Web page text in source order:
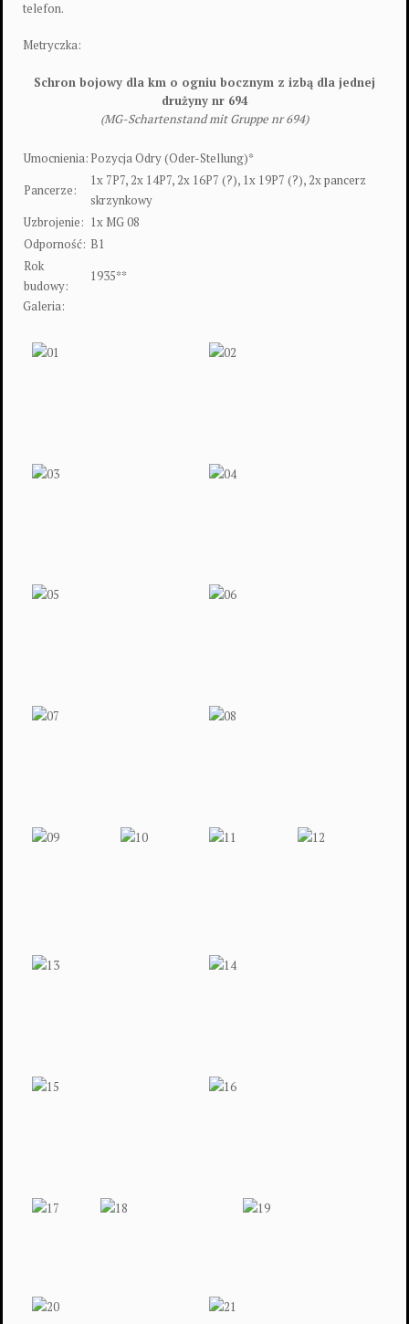
telefon.
Metryczka:
Schron bojowy dla km o ogniu bocznym z izbą dla jednej
drużyny nr 694
(MG-Schartenstand mit Gruppe nr 694)
Umocnienia: Pozycja Odry (Oder-Stellung)*
Pancerze:
1x 7P7, 2x 14P7, 2x 16P7 (?), 1x 19P7 (?), 2x pancerz
skrzynkowy
Uzbrojenie: 1x MG 08
Odporność: B1
Rok
budowy:
1935**
Galeria: